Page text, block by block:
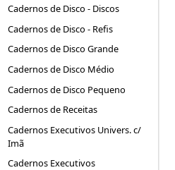
Cadernos de Disco - Discos
Cadernos de Disco - Refis
Cadernos de Disco Grande
Cadernos de Disco Médio
Cadernos de Disco Pequeno
Cadernos de Receitas
Cadernos Executivos Univers. c/
Imã
Cadernos Executivos